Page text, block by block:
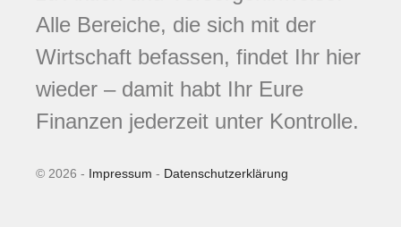
Alle Bereiche, die sich mit der
Wirtschaft befassen, findet Ihr hier
wieder – damit habt Ihr Eure
Finanzen jederzeit unter Kontrolle.
© 2026 - Impressum - Datenschutzerklärung